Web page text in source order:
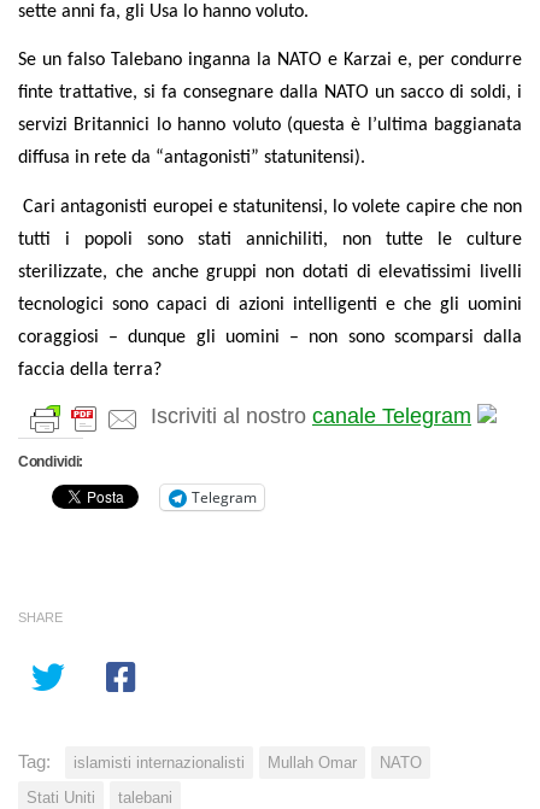
sette anni fa, gli Usa lo hanno voluto.
Se un falso Talebano inganna la NATO e Karzai e, per condurre
finte trattative, si fa consegnare dalla NATO un sacco di soldi, i
servizi Britannici lo hanno voluto (questa è l’ultima baggianata
diffusa in rete da “antagonisti” statunitensi).
Cari antagonisti europei e statunitensi, lo volete capire che non
tutti i popoli sono stati annichiliti, non tutte le culture
sterilizzate, che anche gruppi non dotati di elevatissimi livelli
tecnologici sono capaci di azioni intelligenti e che gli uomini
coraggiosi – dunque gli uomini – non sono scomparsi dalla
faccia della terra?
Iscriviti al nostro canale Telegram
Condividi:
Telegram
SHARE
Tag: islamisti internazionalisti Mullah Omar
NATO
Stati Uniti
talebani